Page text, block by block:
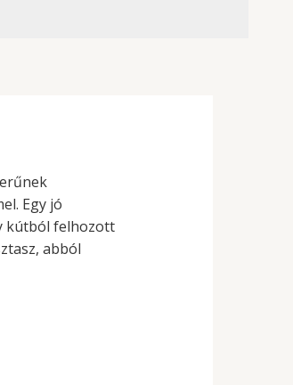
Egy jó
kútból felhozott
abból